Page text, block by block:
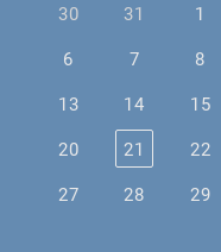
30 31 1
6
7 8
13
14 15
20
21 22
27
28 29